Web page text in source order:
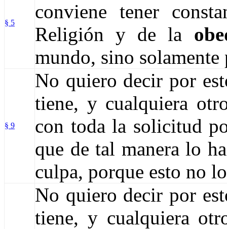
§ 5
conviene tener
Religión y de la
mundo, sino
§ 9
No quiero decir por
tiene, y cualquiera
con toda la solicitud
que de tal manera lo
culpa, porque esto no
No quiero decir por
tiene, y cualquiera